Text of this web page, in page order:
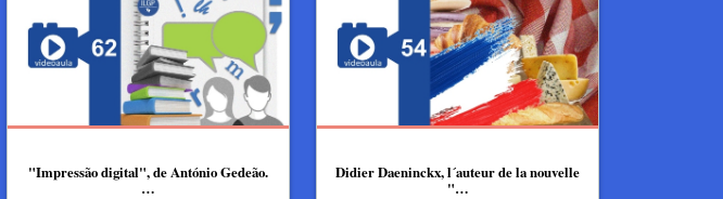
"Impressão digital", de António Gedeão.
…
Didier Daeninckx, l´auteur de la nouvelle
"…